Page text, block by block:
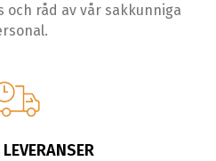
och råd av vår sakkunniga